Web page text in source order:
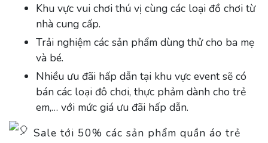
Khu vực vui chơi thú vị cùng các loại đồ chơi từ
nhà cung cấp.
Trải nghiệm các sản phẩm dùng thử cho ba mẹ
và bé.
Nhiều ưu đãi hấp dẫn tại khu vực event sẽ có
bán các loại đô chơi, thực phảm dành cho trẻ
em,… với mức giá ưu đãi hấp dẫn.
Sale tới 50% các sản phẩm quần áo trẻ